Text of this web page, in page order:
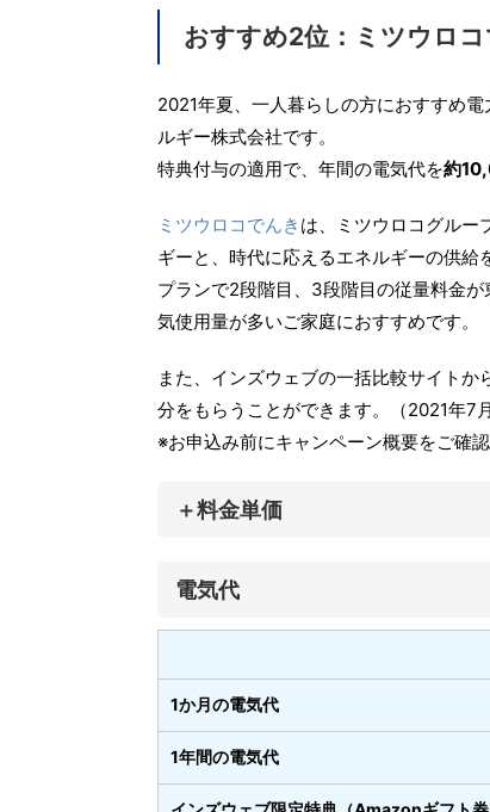
おすすめ2位：ミツウロコ
2021年夏、一人暮らしの方におすすめ
ルギー株式会社です。
特典付与の適用で、年間の電気代を約
ミツウロコでんき は、ミツウロコグルー
ギーと、時代に応えるエネルギーの供
プランで2段階目、3段階目の従量料金
気使用量が多いご家庭におすすめです。
また、インズウェブの一括比較サイト
分をもらうことができます。（2021年7月
※お申込み前にキャンペーン概要をご確認
＋料金単価
電気代
1か月の電気代
1年間の電気代